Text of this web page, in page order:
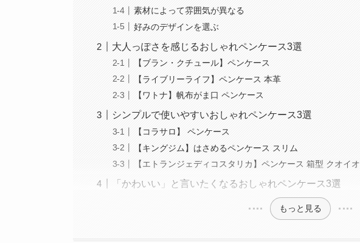
素材によって雰囲気が異なる
好みのデザインを選ぶ
大人っぽさを感じるおしゃれペンケース3選
【ブラン・クチュール】ペンケース
【ライブリーライフ】ペンケース 本革
【ワトナ】帆布がま口 ペンケース
シンプルで使いやすいおしゃれペンケース3選
【コラサロ】 ペンケース
【キングジム】はさめるペンケース スリム
【エトランジェディコスタリカ】ペンケース 箱型 クオイオ
「かわいい」と言いたくなるおしゃれペンケース3選
もっと見る